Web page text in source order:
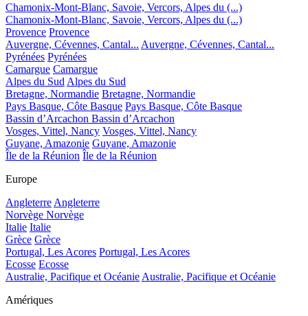
Chamonix-Mont-Blanc, Savoie, Vercors, Alpes du (...)
Chamonix-Mont-Blanc, Savoie, Vercors, Alpes du (...)
Provence Provence
Auvergne, Cévennes, Cantal... Auvergne, Cévennes, Cantal...
Pyrénées Pyrénées
Camargue Camargue
Alpes du Sud Alpes du Sud
Bretagne, Normandie Bretagne, Normandie
Pays Basque, Côte Basque Pays Basque, Côte Basque
Bassin d’Arcachon Bassin d’Arcachon
Vosges, Vittel, Nancy Vosges, Vittel, Nancy
Guyane, Amazonie Guyane, Amazonie
Île de la Réunion Île de la Réunion
Europe
Angleterre Angleterre
Norvège Norvège
Italie Italie
Grèce Grèce
Portugal, Les Acores Portugal, Les Acores
Ecosse Ecosse
Australie, Pacifique et Océanie Australie, Pacifique et Océanie
Amériques